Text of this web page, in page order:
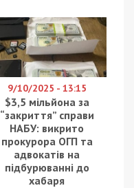
9/10/2025 - 13:15
$3,5 мільйона за
“закриття” справи
НАБУ: викрито
прокурора ОГП та
адвокатів на
підбурюванні до
хабаря